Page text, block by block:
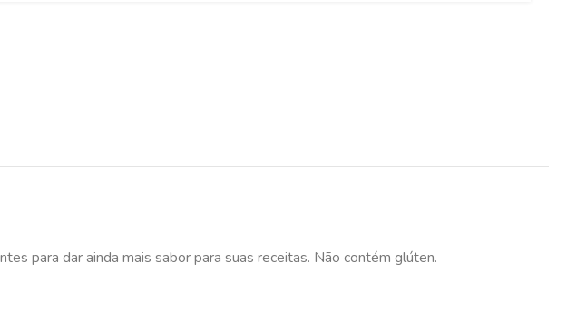
para dar ainda mais sabor para suas receitas. Não contém glúten.